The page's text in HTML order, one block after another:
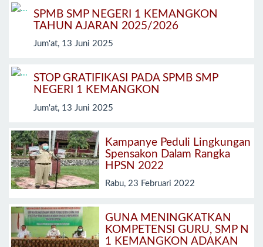
SPMB SMP NEGERI 1 KEMANGKON
TAHUN AJARAN 2025/2026
Jum'at, 13 Juni 2025
STOP GRATIFIKASI PADA SPMB SMP
NEGERI 1 KEMANGKON
Jum'at, 13 Juni 2025
Kampanye Peduli Lingkungan
Spensakon Dalam Rangka
HPSN 2022
Rabu, 23 Februari 2022
GUNA MENINGKATKAN
KOMPETENSI GURU, SMP N
1 KEMANGKON ADAKAN